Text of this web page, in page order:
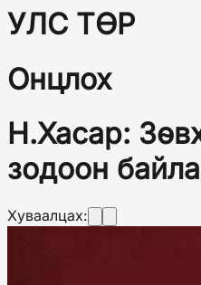
УЛС ТӨР
Онцлох
Н.Хасар:
зодоон
Хуваалцах: